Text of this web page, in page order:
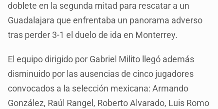
doblete en la segunda mitad para rescatar a un
Guadalajara que enfrentaba un panorama adverso
tras perder 3-1 el duelo de ida en Monterrey.
El equipo dirigido por Gabriel Milito llegó además
disminuido por las ausencias de cinco jugadores
convocados a la selección mexicana: Armando
González, Raúl Rangel, Roberto Alvarado, Luis Romo